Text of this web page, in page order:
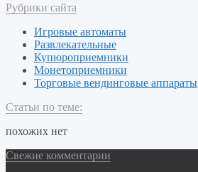
Рубрики сайта
Игровые автоматы
Развлекательные
Купюроприемники
Монетоприемники
Торговые вендинговые аппараты
Статьи по теме:
похожих нет
Свежие комментарии